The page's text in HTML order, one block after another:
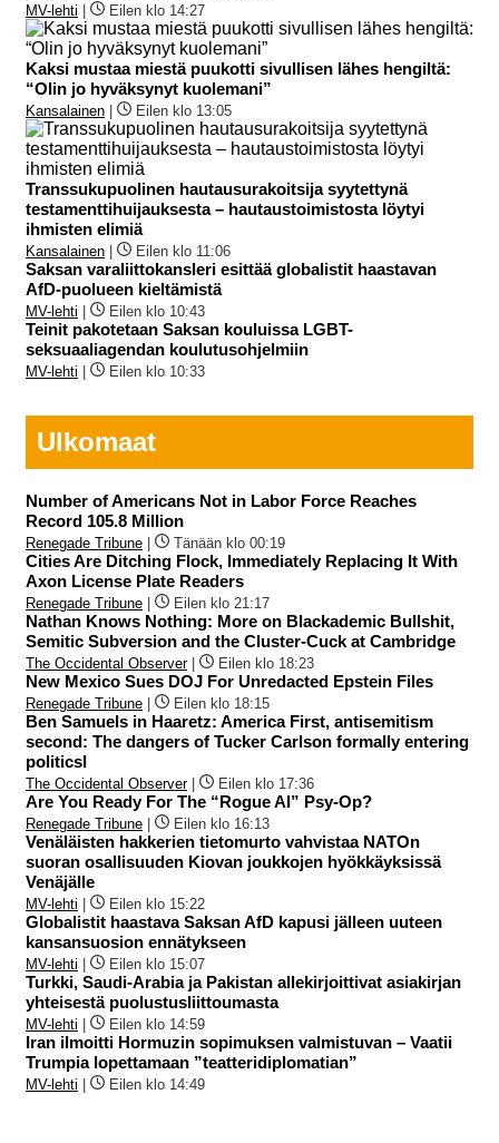
MV-lehti Eilen klo 14:27
Kaksi mustaa miestä puukotti sivullisen lähes hengiltä:
“Olin jo hyväksynyt kuolemani”
Kansalainen Eilen klo 13:05
Transsukupuolinen hautausurakoitsija syytettynä
testamenttihuijauksesta – hautaustoimistosta löytyi
ihmisten elimiä
Kansalainen Eilen klo 11:06
Saksan varaliittokansleri esittää globalistit haastavan
AfD-puolueen kieltämistä
MV-lehti Eilen klo 10:43
Teinit pakotetaan Saksan kouluissa LGBT-
seksuaaliagendan koulutusohjelmiin
MV-lehti Eilen klo 10:33
Ulkomaat
Number of Americans Not in Labor Force Reaches
Record 105.8 Million
Renegade Tribune Tänään klo 00:19
Cities Are Ditching Flock, Immediately Replacing It With
Axon License Plate Readers
Renegade Tribune Eilen klo 21:17
Nathan Knows Nothing: More on Blackademic Bullshit,
Semitic Subversion and the Cluster-Cuck at Cambridge
The Occidental Observer| Eilen klo 18:23
New Mexico Sues DOJ For Unredacted Epstein Files
Renegade Tribune Eilen klo 18:15
Ben Samuels in Haaretz: America First, antisemitism
second: The dangers of Tucker Carlson formally entering
politicsI
The Occidental Observer| Eilen klo 17:36
Are You Ready For The “Rogue AI” Psy-Op?
Renegade Tribune Eilen klo 16:13
Venäläisten hakkerien tietomurto vahvistaa NATOn
suoran osallisuuden Kiovan joukkojen hyökkäyksissä
Venäjälle
MV-lehti Eilen klo 15:22
Globalistit haastava Saksan AfD kapusi jälleen uuteen
kansansuosion ennätykseen
MV-lehti Eilen klo 15:07
Turkki, Saudi-Arabia ja Pakistan allekirjoittivat asiakirjan
yhteisestä puolustusliittoumasta
MV-lehti Eilen klo 14:59
Iran ilmoitti Hormuzin sopimuksen valmistuvan – Vaatii
Trumpia lopettamaan ”teatteridiplomatian”
MV-lehti Eilen klo 14:49